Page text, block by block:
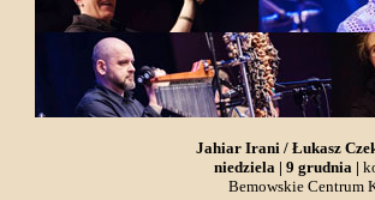
Jahiar Irani / Łukasz
niedziela | 9 grudnia |
Bemowskie Centrum